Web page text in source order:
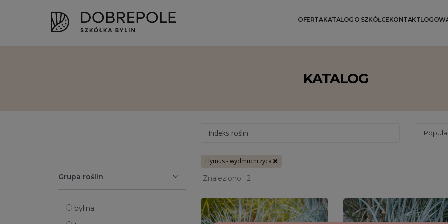
OFERTAKATALOG O SZKÓŁCEKONTAKT
KATALOG
Indeks roślin
Grupa roślin
bylina
Elymus - wydmuchrzyca
Znaleziono: 2